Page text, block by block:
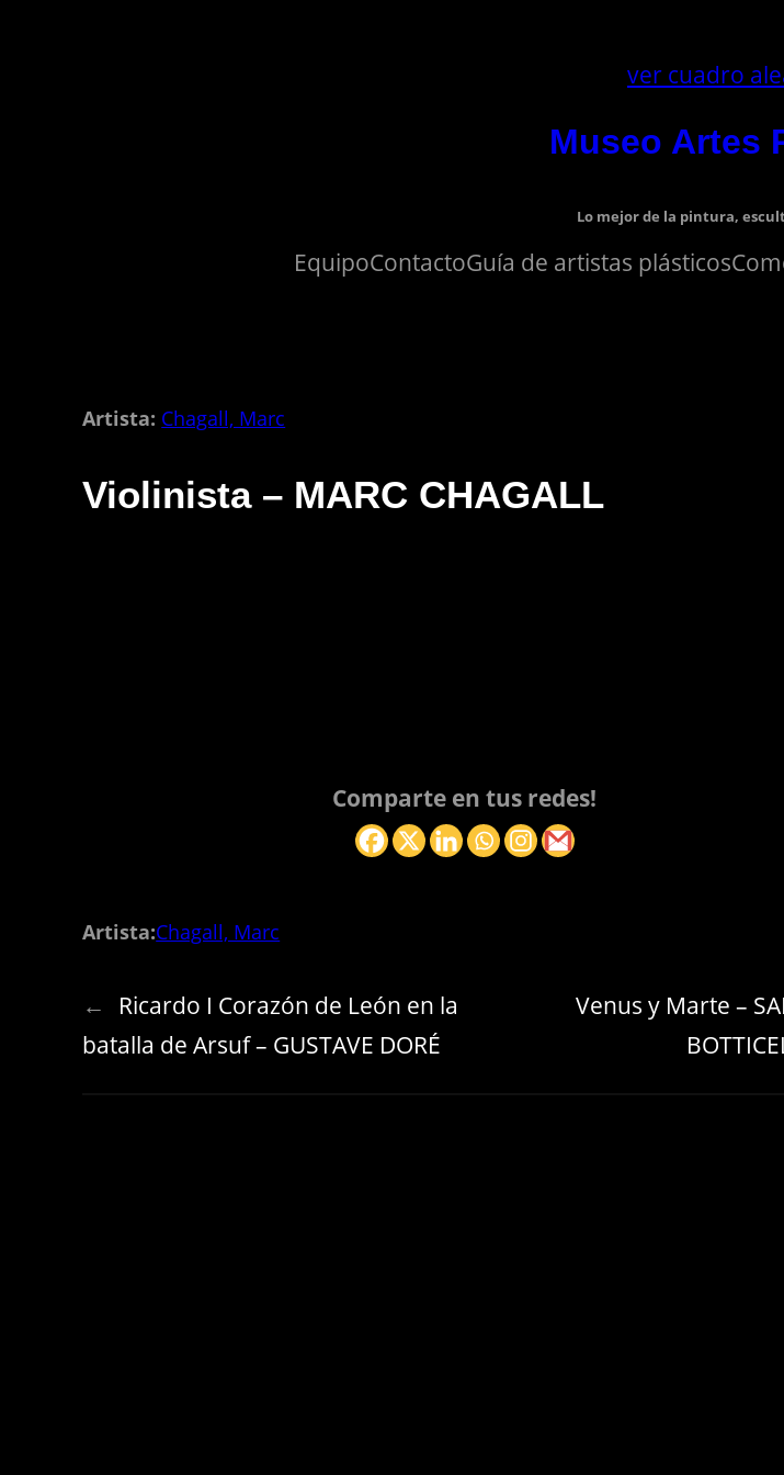
ver cuadro
Museo Artes
Lo mejor de la pintura,
EquipoContactoGuía de artistas plásticos
Artista: Chagall, Marc
Violinista – MARC CHAGALL
Comparte en tus redes!
Artista:Chagall, Marc
←
Ricardo I Corazón de León en la
batalla de Arsuf – GUSTAVE DORÉ
Venus y Marte –